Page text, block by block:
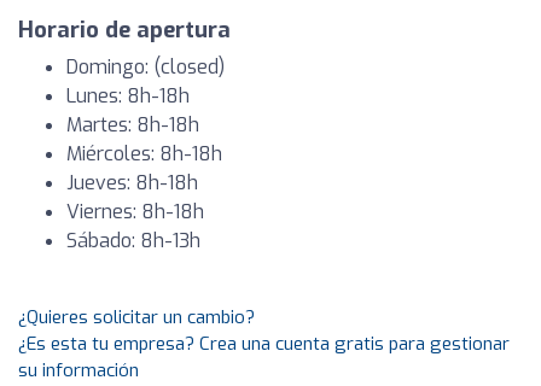
Horario de apertura
Domingo: (closed)
Lunes: 8h-18h
Martes: 8h-18h
Miércoles: 8h-18h
Jueves: 8h-18h
Viernes: 8h-18h
Sábado: 8h-13h
¿Quieres solicitar un cambio?
¿Es esta tu empresa? Crea una cuenta gratis para gestionar
su información